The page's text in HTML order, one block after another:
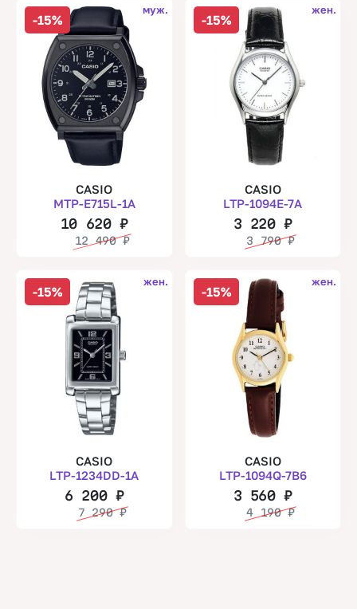
-15%
муж.
CASIO
MTP-E715L-1A
10 620₽
12 490₽
-15%
жен.
CASIO
LTP-1094E-7A
3 220₽
3 790₽
-15%
жен.
CASIO
LTP-1234DD-1A
6 200 ₽
7 290₽
-15%
жен.
CASIO
LTP-1094Q-7B6
3 560₽
4 190₽